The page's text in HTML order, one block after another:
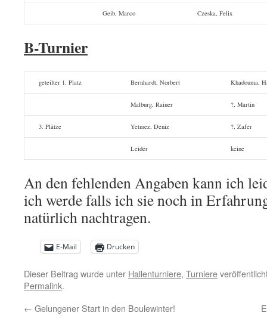
Geib, Marco Czeska, Felix
B-Turnier
geteilter 1. Platz Bernhardt, Norbert Khadouma,
Malburg, Rainer ?, Martin
3. Plätze Yetmez, Deniz ?, Zafer
Leider keine
An den fehlenden Angaben kann ich
ich werde falls ich sie noch in
natürlich nachtragen.
E-Mail Drucken
Dieser Beitrag wurde unter Hallenturniere, Turniere
Permalink.
← Gelungener Start in den Boulewinter!